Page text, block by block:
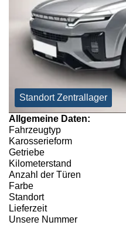
Standort Zentrallager
Allgemeine Daten:
Fahrzeugtyp
Karosserieform
Getriebe
Kilometerstand
Anzahl der Türen
Farbe
Standort
Lieferzeit
Unsere Nummer